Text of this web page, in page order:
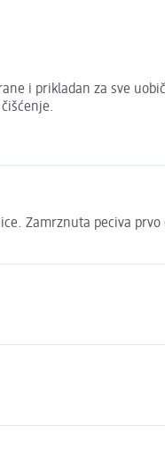
i prikladan za sve
Zamrznuta peciva